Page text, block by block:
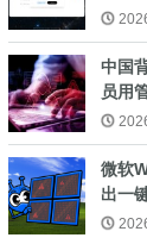
中国
员用
微软
出一